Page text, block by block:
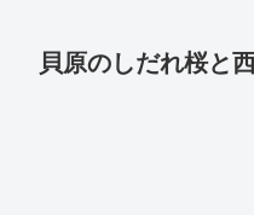
貝原のしだれ桜と